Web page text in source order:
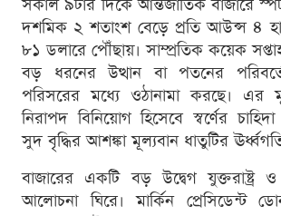
সকাল ৯টার দিকে আন্তর্জাতিক বাজারে
দশমিক ২ শতাংশ বেড়ে প্রতি আউন্স ৪
৮১ ডলারে পৌঁছায়। সাম্প্রতিক কয়েক
বড় ধরনের উত্থান বা পতনের
পরিসরের মধ্যে ওঠানামা করছে।
নিরাপদ বিনিয়োগ হিসেবে স্বর্ণের
সুদ বৃদ্ধির আশঙ্কা মূল্যবান ধাতুটির
বাজারের একটি বড় উদ্বেগ যুক্তরাষ্ট্র ও
আলোচনা ঘিরে। মার্কিন প্রেসিডেন্ট